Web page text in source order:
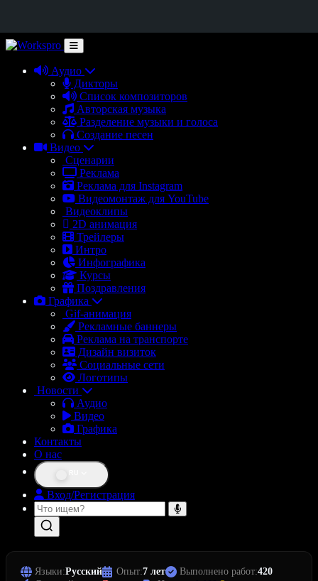
Аудио
Дикторы
Список композиторов
Авторская музыка
Разделение музыки и голоса
Создание песен
Видео
Сценарии
Реклама
Реклама для Instagram
Видеомонтаж для YouTube
Видеоклипы
2D анимация
Трейлеры
Интро
Инфографика
Курсы
Поздравления
Графика
Gif-анимация
Рекламные баннеры
Реклама на транспорте
Дизайн визиток
Социальные сети
Логотипы
Новости
Аудио
Видео
Графика
Контакты
О нас
Вход/Регистрация
Языки:Русский Опыт:7 лет Выполнено работ:420